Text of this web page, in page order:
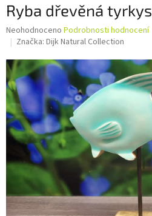
Ryba dřevěná tyrkys
Průměrné
hodnocení
je
0,0
z
5
hvězdiček.
Neohodnoceno Podrobnosti hodnocení
Značka: Dijk Natural Collection